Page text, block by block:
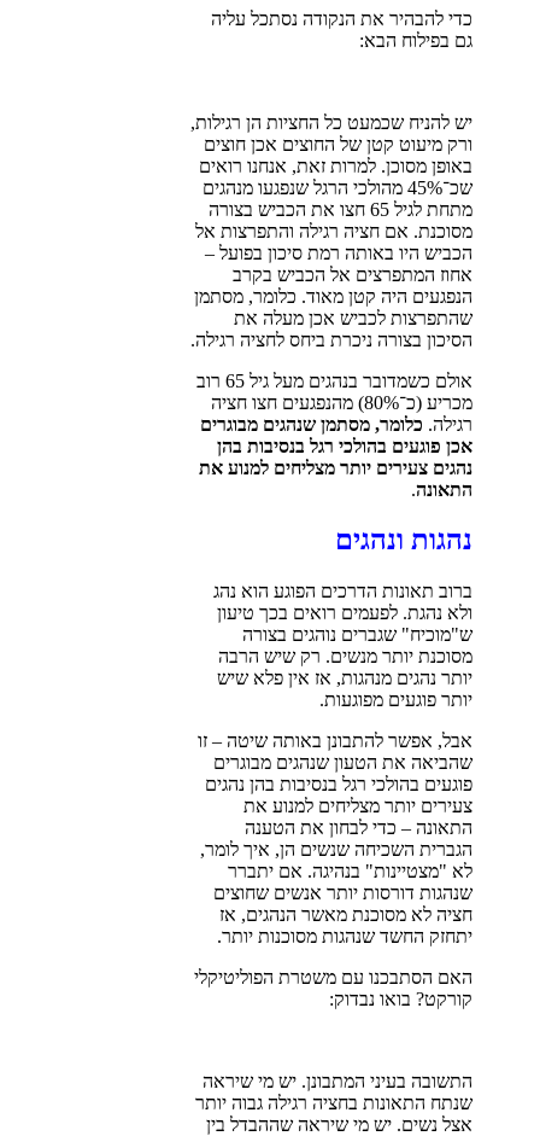
כדי להבהיר את הנקודה נסתכל עליה
גם בפילוח הבא:
יש להניח שכמעט כל החציות הן רגילות,
ורק מיעוט קטן של החוצים אכן חוצים
באופן מסוכן. למרות זאת, אנחנו רואים
שכ־45% מהולכי הרגל שנפגעו מנהגים
מתחת לגיל 65 חצו את הכביש בצורה
מסוכנת. אם חציה רגילה והתפרצות אל
הכביש היו באותה רמת סיכון בפועל –
אחוז המתפרצים אל הכביש בקרב
הנפגעים היה קטן מאוד. כלומר, מסתמן
שהתפרצות לכביש אכן מעלה את
הסיכון בצורה ניכרת ביחס לחציה רגילה.
אולם כשמדובר בנהגים מעל גיל 65 רוב
מכריע (כ־80%) מהנפגעים חצו חציה
רגילה. כלומר, מסתמן שנהגים מבוגרים
אכן פוגעים בהולכי רגל בנסיבות בהן
נהגים צעירים יותר מצליחים למנוע את
התאונה.
נהגות ונהגים
ברוב תאונות הדרכים הפוגע הוא נהג
ולא נהגת. לפעמים רואים בכך טיעון
ש"מוכיח" שגברים נוהגים בצורה
מסוכנת יותר מנשים. רק שיש הרבה
יותר נהגים מנהגות, אז אין פלא שיש
יותר פוגעים מפוגעות.
אבל, אפשר להתבונן באותה שיטה – זו
שהביאה את הטעון שנהגים מבוגרים
פוגעים בהולכי רגל בנסיבות בהן נהגים
צעירים יותר מצליחים למנוע את
התאונה – כדי לבחון את הטענה
הגברית השכיחה שנשים הן, איך לומר,
לא "מצטיינות" בנהיגה. אם יתברר
שנהגות דורסות יותר אנשים שחוצים
חציה לא מסוכנת מאשר הנהגים, אז
יתחזק החשד שנהגות מסוכנות יותר.
האם הסתבכנו עם משטרת הפוליטיקלי
קורקט? בואו נבדוק:
התשובה בעיני המתבונן. יש מי שיראה
שנתח התאונות בחציה רגילה גבוה יותר
אצל נשים. יש מי שיראה שההבדל בין